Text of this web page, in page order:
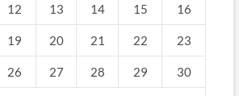
12 13 14 15 16
19 20 21 22 23
26 27 28 29 30